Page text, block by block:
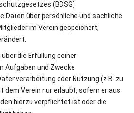
(BDSG)
Daten über persönliche und sachliche
im Verein gespeichert,
über die Erfüllung seiner
Aufgaben und Zwecke
oder Nutzung (z.B. zu
dem Verein nur erlaubt, sofern er aus
hierzu verpflichtet ist oder die